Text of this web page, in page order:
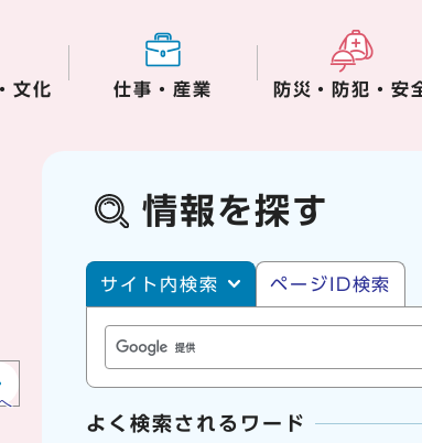
文化 仕事・産業 防災・防犯・安
情報を探す
サイト内・ページID検索
サイト内検索 ページID検索
よく検索されるワード